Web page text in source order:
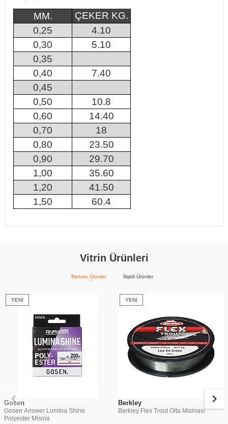
MM.
ÇEKER KG.
0,25
4.10
0,30
5.10
0,35
0,40
7.40
0,45
0,50
10.8
0,60
14.40
0,70
18
0,80
23.50
0,90
29.70
1,00
35.60
1,20
41.50
1,50
60.4
Vitrin Ürünleri
Benzer Ürünler İlişkili Ürünler
YENI
Gosen
Gosen Answer Lumina Shine
Polyester Misina
YENI
Berkley
Berkley Flex Trout Olta Misinasi